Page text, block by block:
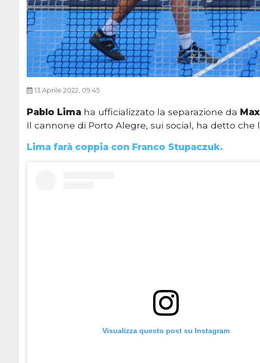
13 Aprile 2022, 09:45
Pablo Lima ha ufficializzato la separazione da
Il cannone di Porto Alegre, sui social, ha detto
Lima farà coppia con Franco Stupaczuk.
Visualizza questo post su Instagram